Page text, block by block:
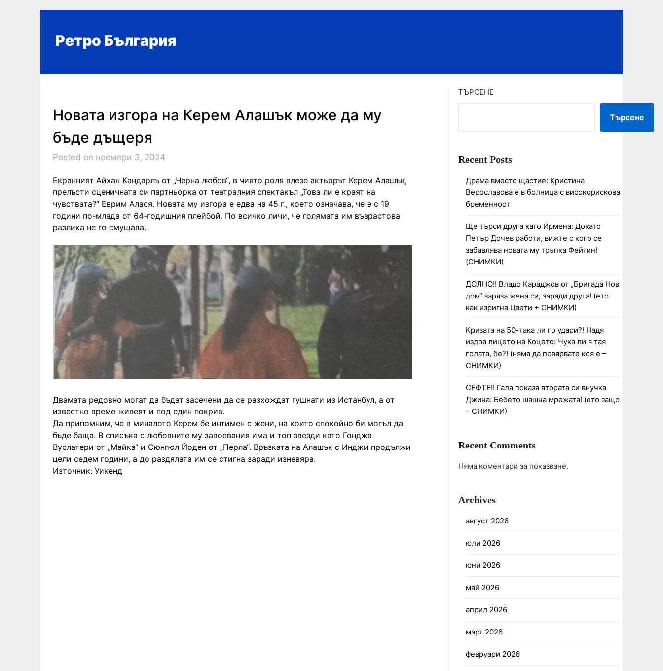
Ретро България
Новата изгора на Керем Алашък може да му
бъде дъщеря
Posted on ноември 3, 2024
Екранният Айхан Кандарлъ от „Черна любов“, в чиято роля влезе актьорът Керем Алашък,
прелъсти сценичната си партньорка от театралния спектакъл „Това ли е краят на
чувствата?“ Еврим Алася. Новата му изгора е едва на 45 г., което означава, че е с 19
години по-млада от 64-годишния плейбой. По всичко личи, че голямата им възрастова
разлика не го смущава.
Двамата редовно могат да бъдат засечени да се разхождат гушнати из Истанбул, а от
известно време живеят и под един покрив.
Да припомним, че в миналото Керем бе интимен с жени, на които спокойно би могъл да
бъде баща. В списъка с любовните му завоевания има и топ звезди като Гонджа
Вуслатери от „Майка“ и Сюнгюл Йоден от „Перла“. Връзката на Алашък с Инджи продължи
цели седем години, а до раздялата им се стигна заради изневяра.
Източник: Уикенд
ТЪРСЕНЕ
Търсене
Recent Posts
Драма вместо щастие: Кристина
Верославова е в болница с високорискова
бременност
Ще търси друга като Ирмена: Докато
Петър Дочев работи, вижте с кого се
забавлява новата му тръпка Фейгин!
(СНИМКИ)
ДОЛНО!! Владо Караджов от „Бригада Нов
дом“ заряза жена си, заради друга! (ето
как изригна Цвети + СНИМКИ)
Кризата на 50-така ли го удари?! Надя
издра лицето на Коцето: Чука ли я тая
голата, бе?! (няма да повярвате коя е –
СНИМКИ)
СЕФТЕ!! Гала показа втората си внучка
Джина: Бебето шашна мрежата! (ето защо
– СНИМКИ)
Recent Comments
Няма коментари за показване.
Archives
август 2026
юли 2026
юни 2026
май 2026
април 2026
март 2026
февруари 2026